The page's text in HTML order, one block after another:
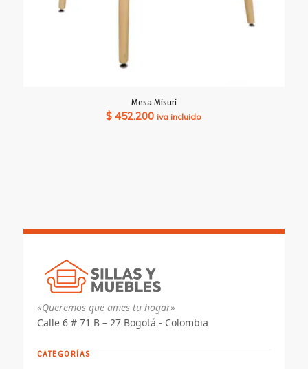
Mesa Misuri
$ 452.200 iva incluido
«Queremos que ames tu hogar»
Calle 6 # 71 B – 27 Bogotá - Colombia
CATEGORÍAS